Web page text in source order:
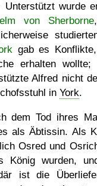
Unterstützt wurde
von Sherborne
gab es
erhalten wollte;
Alfred nicht
in York.
dem Tod ihres
als Äbtissin. Als
Osred und
König wurden,
ist die